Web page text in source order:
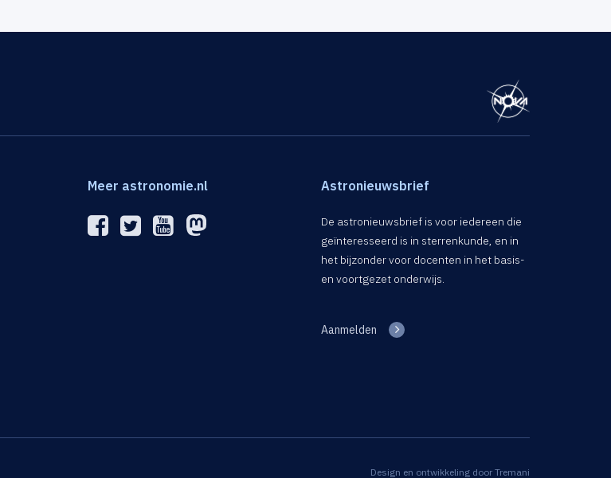
Meer astronomie.nl Astronieuwsbrief
De astronieuwsbrief is voor iedereen die
geïnteresseerd is in sterrenkunde, en in
het bijzonder voor docenten in het basis-
en voortgezet onderwijs.
Aanmelden
Design en ontwikkeling door Tremani